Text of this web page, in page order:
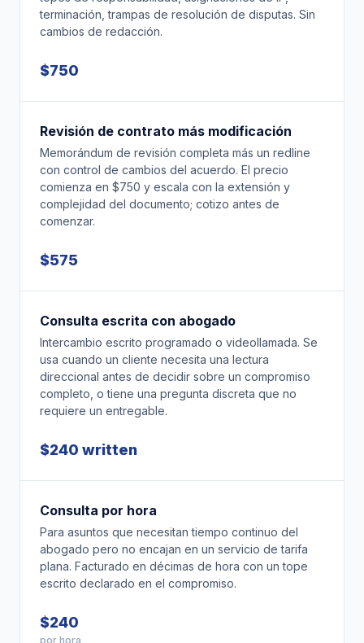
terminación, trampas de resolución de disputas. Sin
cambios de redacción.
$750
Revisión de contrato más modificación
Memorándum de revisión completa más un redline
con control de cambios del acuerdo. El precio
comienza en $750 y escala con la extensión y
complejidad del documento; cotizo antes de
comenzar.
$575
Consulta escrita con abogado
Intercambio escrito programado o videollamada. Se
usa cuando un cliente necesita una lectura
direccional antes de decidir sobre un compromiso
completo, o tiene una pregunta discreta que no
requiere un entregable.
$240 written
Consulta por hora
Para asuntos que necesitan tiempo continuo del
abogado pero no encajan en un servicio de tarifa
plana. Facturado en décimas de hora con un tope
escrito declarado en el compromiso.
$240
por hora